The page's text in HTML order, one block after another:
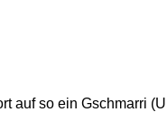
auf so ein Gschmarri